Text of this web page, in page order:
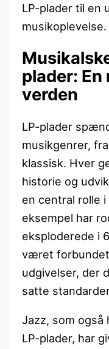
LP-plader til en
musikoplevelse.
plader:
verden
LP-plader
musikgenrer,
klassisk. Hver
historie og
en central rolle
eksempel har
eksploderede i
været forbundet
udgivelser, der
satte
Jazz, som også
LP-plader, har